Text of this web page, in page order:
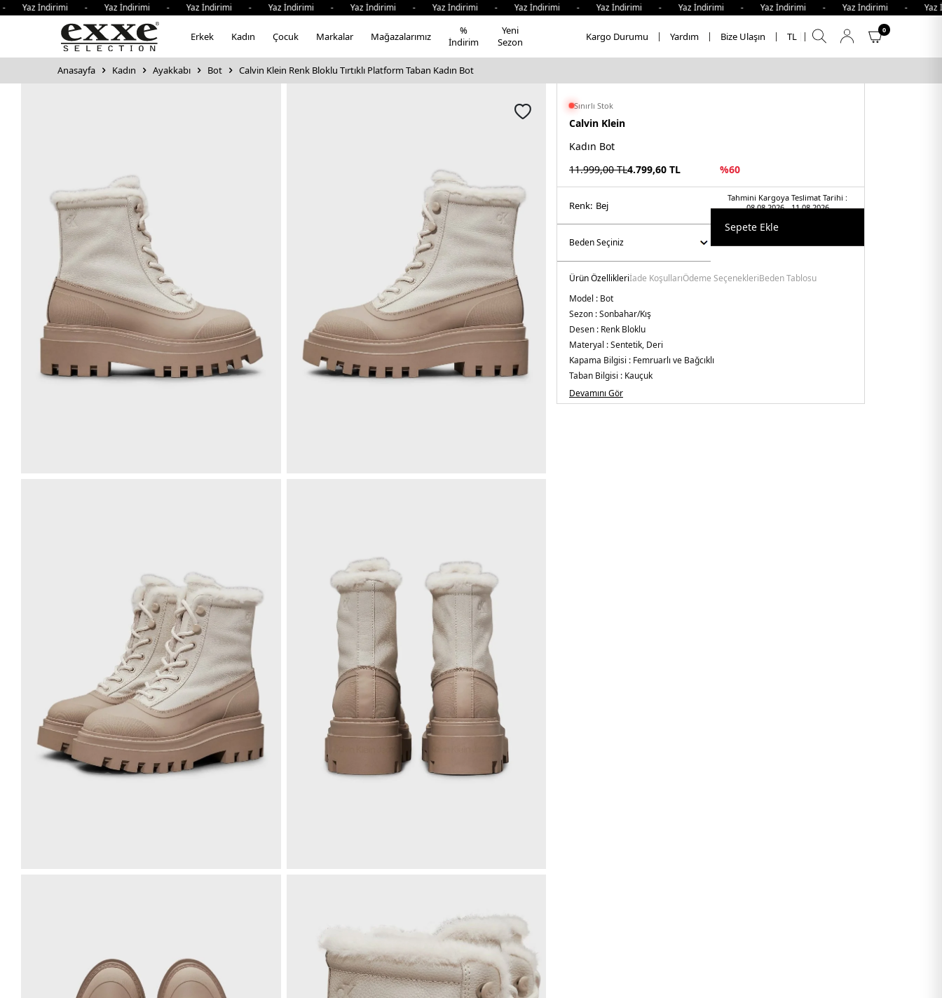
İndirimi - Yaz İndirimi - Yaz İndirimi - Yaz İndirimi - Yaz İndirimi - Yaz İndirimi - Yaz İndirimi - Yaz İndirimi - Yaz İndirimi - Yaz İndirimi - Yaz İndirimi -
Erkek Kadın Çocuk Markalar Mağazalarımız
%
İndirim
Yeni
Sezon
Kargo Durumu Yardım Bize Ulaşın TL
0
Anasayfa Kadın Ayakkabı Bot Calvin Klein Renk Bloklu Tırtıklı Platform Taban Kadın Bot
Sınırlı Stok
Calvin Klein
Kadın Bot
11.999,00TL4.799,60 TL %60
Tahmini Kargoya Teslimat Tarihi :
08.08.2026 - 11.08.2026
Renk: bej
Sepete Ekle
Ürün Özellikleriİade KoşullarıÖdeme SeçenekleriBeden Tablosu
Model : Bot
Sezon :Sonbahar/Kış
Desen : Renk Bloklu
Materyal :Sentetik, Deri
Kapama Bilgisi : Femruarlı ve Bağcıklı
Taban Bilgisi : Kauçuk
Detay :-Tırtıklı platform taban
astar
Devamını Gör